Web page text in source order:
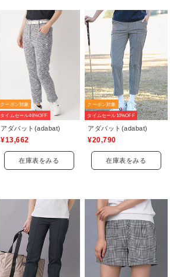
クーポン対象
タイムセール46%OFF
アダバット(adabat)
¥13,662
在庫表をみる
クーポン対象
タイムセール10%OFF
アダバット(adabat)
¥20,790
在庫表をみる